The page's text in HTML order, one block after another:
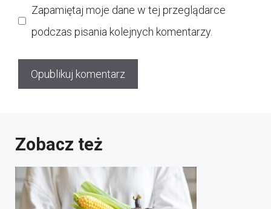
Zapamiętaj moje dane w tej przeglądarce
podczas pisania kolejnych komentarzy.
Zobacz też